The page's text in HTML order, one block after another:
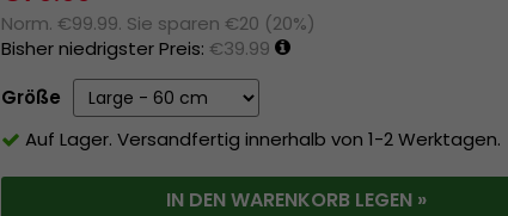
Norm. €99.99. Sie sparen €20 (20%)
Bisher niedrigster Preis: €39.99
Größe
Auf Lager. Versandfertig innerhalb von 1-2 Werktagen.
IN DEN WARENKORB LEGEN »